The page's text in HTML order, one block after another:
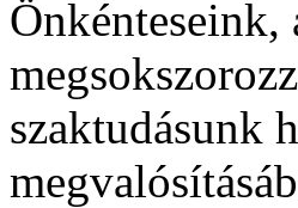
Önkénteseink,
szaktudásunk